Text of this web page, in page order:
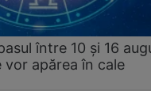
între 10 și 16
apărea în cale